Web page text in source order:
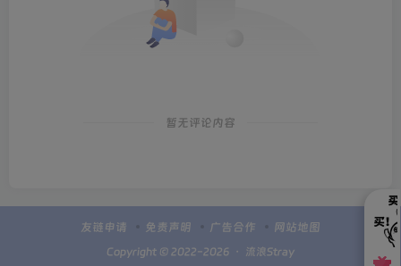
暂无评论内容
友链申请 免责声明 广告合作 网站地图
Copyright © 2022-2026 ・ 流浪Stray